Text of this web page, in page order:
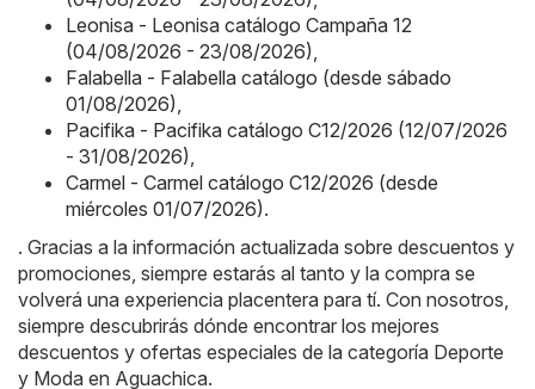
Leonisa - Leonisa catálogo Campaña 12
(04/08/2026 - 23/08/2026),
Falabella - Falabella catálogo (desde sábado
01/08/2026),
Pacifika - Pacifika catálogo C12/2026 (12/07/2026
- 31/08/2026),
Carmel - Carmel catálogo C12/2026 (desde
miércoles 01/07/2026).
. Gracias a la información actualizada sobre descuentos y
promociones, siempre estarás al tanto y la compra se
volverá una experiencia placentera para tí. Con nosotros,
siempre descubrirás dónde encontrar los mejores
descuentos y ofertas especiales de la categoría Deporte
y Moda en Aguachica.